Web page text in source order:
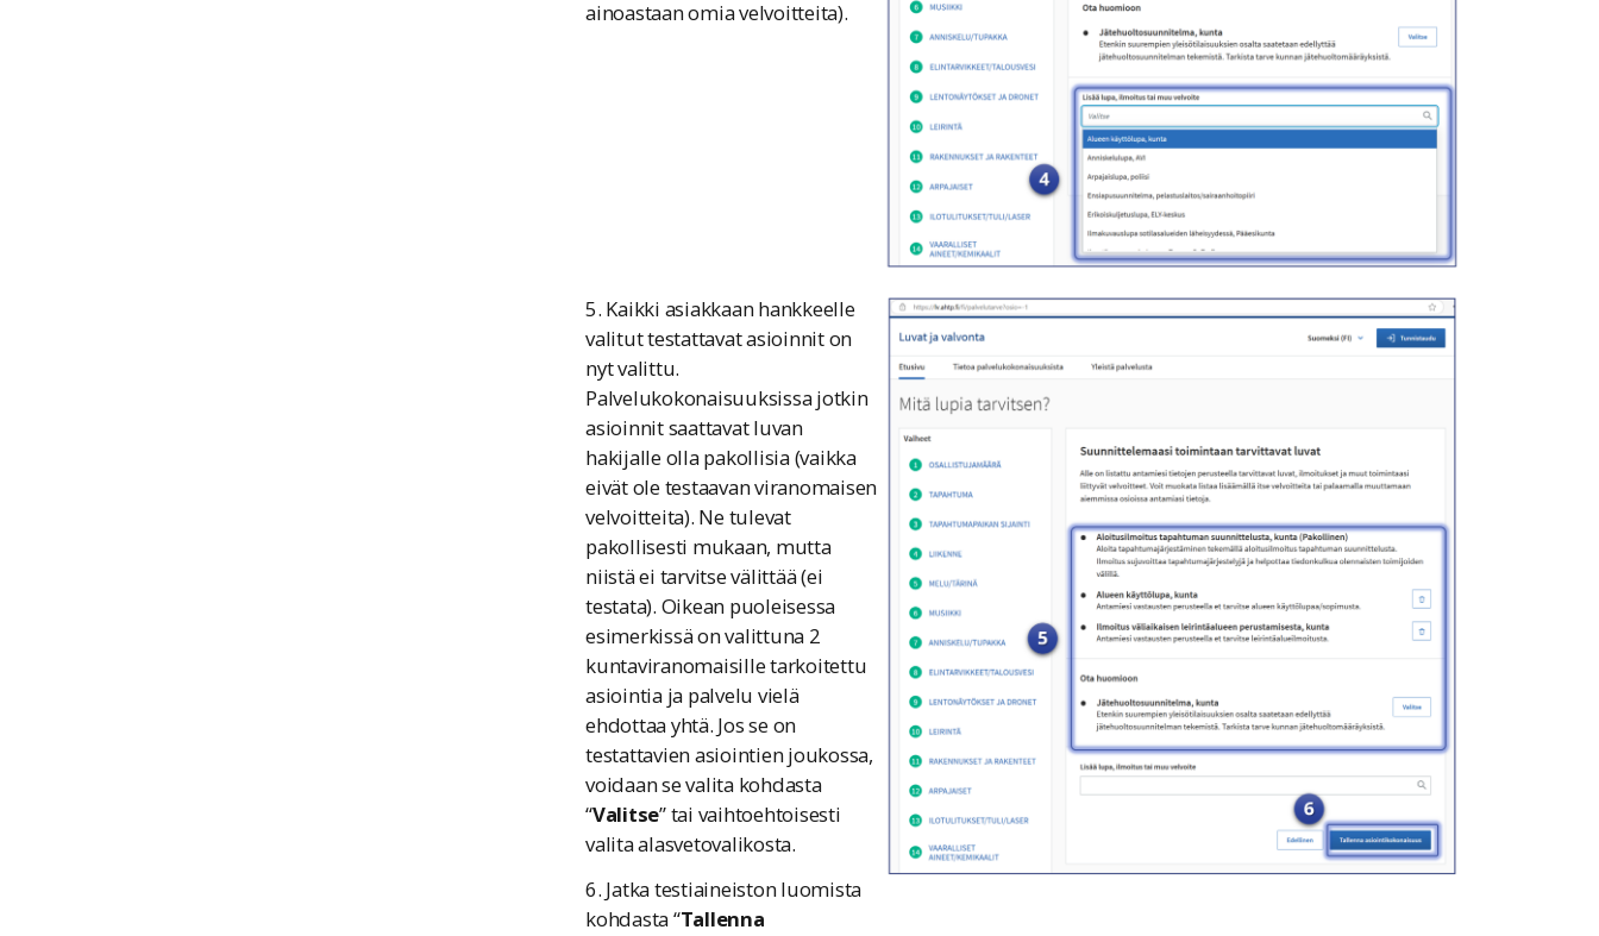
ainoastaan omia velvoitteita).
5. Kaikki asiakkaan hankkeelle
valitut testattavat asioinnit on
nyt valittu.
Palvelukokonaisuuksissa jotkin
asioinnit saattavat luvan
hakijalle olla pakollisia (vaikka
eivät ole testaavan viranomaisen
velvoitteita). Ne tulevat
pakollisesti mukaan, mutta
niistä ei tarvitse välittää (ei
testata). Oikean puoleisessa
esimerkissä on valittuna 2
kuntaviranomaisille tarkoitettu
asiointia ja palvelu vielä
ehdottaa yhtä. Jos se on
testattavien asiointien joukossa,
voidaan se valita kohdasta
“Valitse” tai vaihtoehtoisesti
valita alasvetovalikosta.
6. Jatka testiaineiston luomista
kohdasta “Tallenna